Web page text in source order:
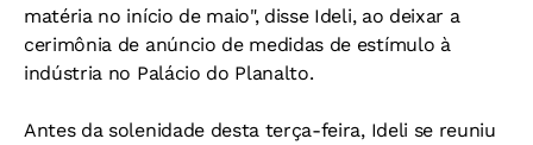
matéria no início de maio", disse Ideli, ao deixar a
cerimônia de anúncio de medidas de estímulo à
indústria no Palácio do Planalto.
Antes da solenidade desta terça-feira, Ideli se reuniu